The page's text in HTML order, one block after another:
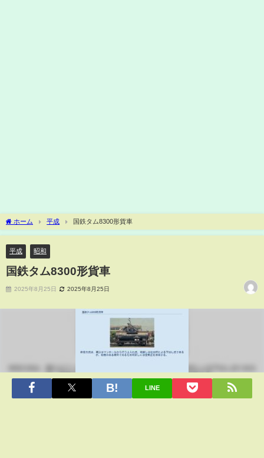
ホーム 平成 国鉄タム8300形貨車
平成 昭和
国鉄タム8300形貨車
2025年8月25日 2025年8月25日
LINE